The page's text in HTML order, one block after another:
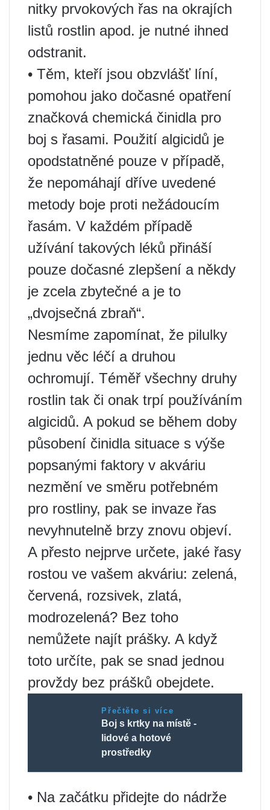
nitky prvokových řas na okrajích
listů rostlin apod. je nutné ihned
odstranit.
• Těm, kteří jsou obzvlášť líní,
pomohou jako dočasné opatření
značková chemická činidla pro
boj s řasami. Použití algicidů je
opodstatněné pouze v případě,
že nepomáhají dříve uvedené
metody boje proti nežádoucím
řasám. V každém případě
užívání takových léků přináší
pouze dočasné zlepšení a někdy
je zcela zbytečné a je to
„dvojsečná zbraň“.
Nesmíme zapomínat, že pilulky
jednu věc léčí a druhou
ochromují. Téměř všechny druhy
rostlin tak či onak trpí používáním
algicidů. A pokud se během doby
působení činidla situace s výše
popsanými faktory v akváriu
nezmění ve směru potřebném
pro rostliny, pak se invaze řas
nevyhnutelně brzy znovu objeví.
A přesto nejprve určete, jaké řasy
rostou ve vašem akváriu: zelená,
červená, rozsivek, zlatá,
modrozelená? Bez toho
nemůžete najít prášky. A když
toto určíte, pak se snad jednou
provždy bez prášků obejdete.
Přečtěte si více
Boj s krtky na místě -
lidové a hotové
prostředky
• Na začátku přidejte do nádrže